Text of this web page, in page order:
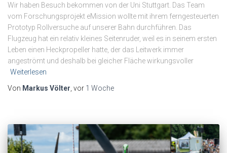
Wir haben Besuch bekommen von der Uni Stuttgart. Das Team
vom Forschungsprojekt eMission wollte mit ihrem ferngesteuerten
Prototyp Rollversuche auf unserer Bahn durchführen. Das
Flugzeug hat ein relativ kleines Seitenruder, weil es in seinem ersten
Leben einen Heckpropeller hatte, der das Leitwerk immer
angeströmt und deshalb bei gleicher Fläche wirkungsvoller
Weiterlesen
Von Markus Völter , vor 1 Woche